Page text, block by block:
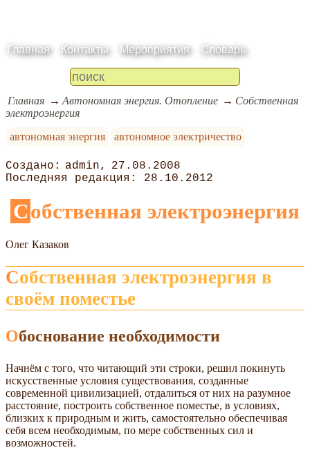
Главная Контакты Мероприятия Словарь
Главная Автономная энергия. Отопление
Собственная
электроэнергия
автономная энергия
автономное электричество
admin
27.08.2008
28.10.2012
Собственная электроэнергия
Олег Казаков
Собственная электроэнергия в
своём поместье
Обоснование необходимости
Начнём с того, что читающий эти строки, решил покинуть
искусственные условия существования, созданные
современной цивилизацией, отдалиться от них на разумное
расстояние, построить собственное поместье, в условиях,
близких к природным и жить, самостоятельно обеспечивая
себя всем необходимым, по мере собственных сил и
возможностей.